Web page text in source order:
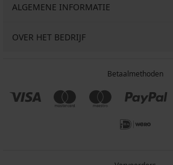
ALGEMENE INFORMATIE
OVER HET BEDRIJF
Betaalmethoden